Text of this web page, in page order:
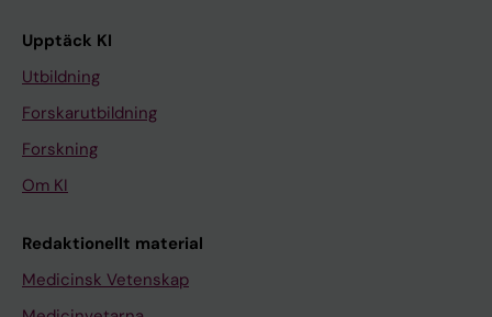
Upptäck KI
Utbildning
Forskarutbildning
Forskning
Om KI
Redaktionellt material
Medicinsk Vetenskap